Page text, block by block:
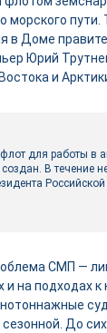
морского
в Доме
Юрий
и
для работы в
создан. В течение
СМП —
на подходах к
До